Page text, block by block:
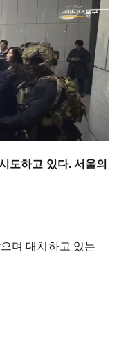
도하고 있다. 서울의
며 대치하고 있는